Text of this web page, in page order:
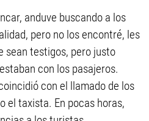
anduve buscando a los
pero no los encontré, les
sean testigos, pero justo
con los pasajeros.
con el llamado de los
el taxista. En pocas horas,